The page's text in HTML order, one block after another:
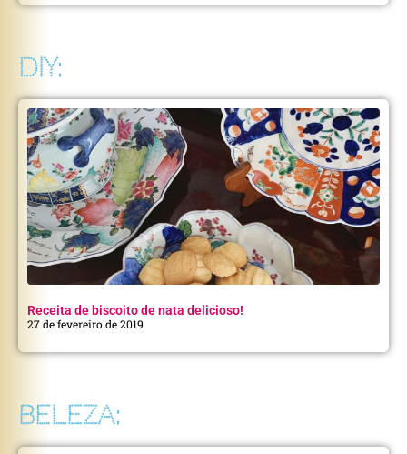
DIY:
Receita de biscoito de nata delicioso!
27 de fevereiro de 2019
BELEZA: